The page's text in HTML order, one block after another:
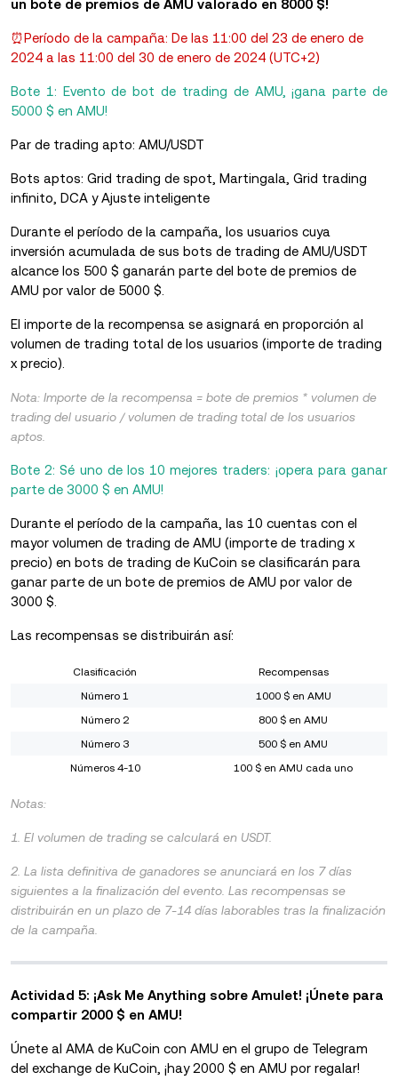
un bote de premios de AMU valorado en 8000 $!
⏰Período de la campaña: De las 11:00 del 23 de enero de
2024 a las 11:00 del 30 de enero de 2024 (UTC+2)
Bote 1: Evento de bot de trading de AMU, ¡gana parte de
5000 $ en AMU!
Par de trading apto: AMU/USDT
Bots aptos: Grid trading de spot, Martingala, Grid trading
infinito, DCA y Ajuste inteligente
Durante el período de la campaña, los usuarios cuya
inversión acumulada de sus bots de trading de AMU/USDT
alcance los 500 $ ganarán parte del bote de premios de
AMU por valor de 5000 $.
El importe de la recompensa se asignará en proporción al
volumen de trading total de los usuarios (importe de trading
x precio).
Nota: Importe de la recompensa = bote de premios * volumen de
trading del usuario / volumen de trading total de los usuarios
aptos.
Bote 2: Sé uno de los 10 mejores traders: ¡opera para ganar
parte de 3000 $ en AMU!
Durante el período de la campaña, las 10 cuentas con el
mayor volumen de trading de AMU (importe de trading x
precio) en bots de trading de KuCoin se clasificarán para
ganar parte de un bote de premios de AMU por valor de
3000 $.
Las recompensas se distribuirán así:
Clasificación
Recompensas
Número 1
1000 $ en AMU
Número 2
800 $ en AMU
Número 3
500 $ en AMU
Números 4-10
100 $ en AMU cada uno
Notas:
1. El volumen de trading se calculará en USDT.
2. La lista definitiva de ganadores se anunciará en los 7 días
siguientes a la finalización del evento. Las recompensas se
distribuirán en un plazo de 7-14 días laborables tras la finalización
de la campaña.
Actividad 5: ¡Ask Me Anything sobre Amulet! ¡Únete para
compartir 2000 $ en AMU!
Únete al AMA de KuCoin con AMU en el grupo de Telegram
del exchange de KuCoin, ¡hay 2000 $ en AMU por regalar!